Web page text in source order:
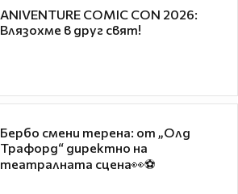
ANIVENTURE COMIC CON 2026:
Влязохме в друг свят!
Бербо смени терена: от „Олд
Трафорд“ директно на
театралната сцена👀⚽